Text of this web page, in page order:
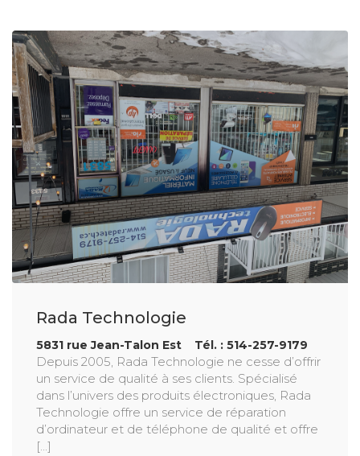
Rada Technologie
5831 rue Jean-Talon Est Tél. : 514-257-9179
Depuis 2005, Rada Technologie ne cesse d’offrir
un service de qualité à ses clients. Spécialisé
dans l’univers des produits électroniques, Rada
Technologie offre un service de réparation
d’ordinateur et de téléphone de qualité et offre
[...]